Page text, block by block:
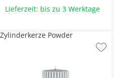
Lieferzeit: bis zu 3 Werktage
Zylinderkerze Powder